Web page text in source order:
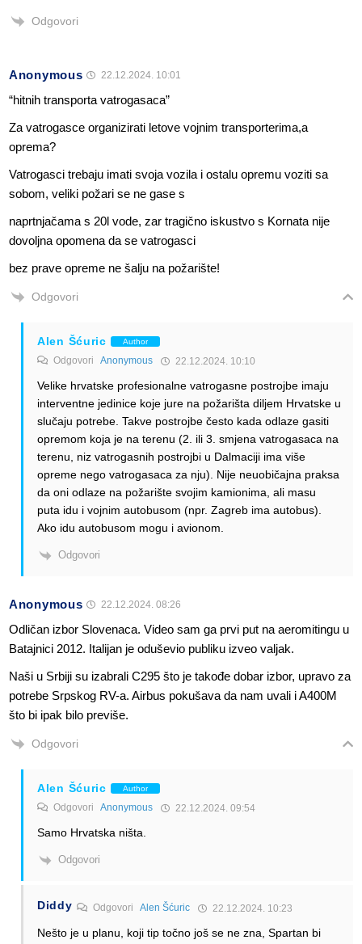
Odgovori
Anonymous 22.12.2024. 10:01
“hitnih transporta vatrogasaca”
Za vatrogasce organizirati letove vojnim transporterima,a
oprema?
Vatrogasci trebaju imati svoja vozila i ostalu opremu voziti sa
sobom, veliki požari se ne gase s
naprtnjačama s 20l vode, zar tragično iskustvo s Kornata nije
dovoljna opomena da se vatrogasci
bez prave opreme ne šalju na požarište!
Odgovori
Alen Šćuric Author
Odgovori Anonymous 22.12.2024. 10:10
Velike hrvatske profesionalne vatrogasne postrojbe imaju
interventne jedinice koje jure na požarišta diljem Hrvatske u
slučaju potrebe. Takve postrojbe često kada odlaze gasiti
opremom koja je na terenu (2. ili 3. smjena vatrogasaca na
terenu, niz vatrogasnih postrojbi u Dalmaciji ima više
opreme nego vatrogasaca za nju). Nije neuobičajna praksa
da oni odlaze na požarište svojim kamionima, ali masu
puta idu i vojnim autobusom (npr. Zagreb ima autobus).
Ako idu autobusom mogu i avionom.
Odgovori
Anonymous 22.12.2024. 08:26
Odličan izbor Slovenaca. Video sam ga prvi put na aeromitingu u
Batajnici 2012. Italijan je oduševio publiku izveo valjak.
Naši u Srbiji su izabrali C295 što je takođe dobar izbor, upravo za
potrebe Srpskog RV-a. Airbus pokušava da nam uvali i A400M
što bi ipak bilo previše.
Odgovori
Alen Šćuric Author
Odgovori Anonymous 22.12.2024. 09:54
Samo Hrvatska ništa.
Odgovori
Diddy Odgovori Alen Šćuric 22.12.2024. 10:23
Nešto je u planu, koji tip točno još se ne zna, Spartan bi